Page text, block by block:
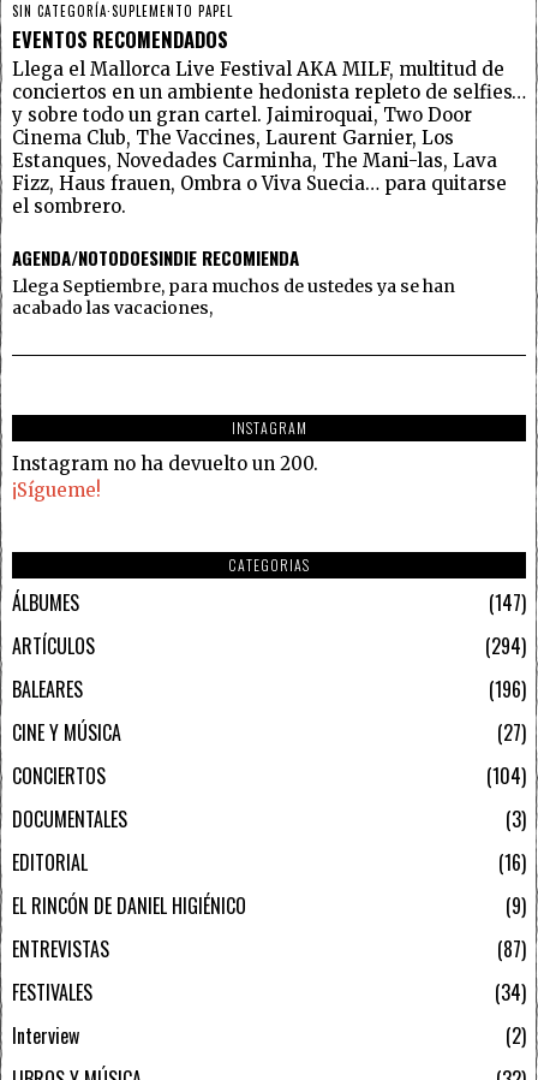
SIN CATEGORÍA·SUPLEMENTO PAPEL
EVENTOS RECOMENDADOS
Llega el Mallorca Live Festival AKA MILF, multitud de
conciertos en un ambiente hedonista repleto de selfies…
y sobre todo un gran cartel. Jaimiroquai, Two Door
Cinema Club, The Vaccines, Laurent Garnier, Los
Estanques, Novedades Carminha, The Mani-las, Lava
Fizz, Haus frauen, Ombra o Viva Suecia… para quitarse
el sombrero.
AGENDA/NOTODOESINDIE RECOMIENDA
Llega Septiembre, para muchos de ustedes ya se han
acabado las vacaciones,
INSTAGRAM
Instagram no ha devuelto un 200.
¡Sígueme!
CATEGORIAS
ÁLBUMES
147
ARTÍCULOS
294
BALEARES
196
CINE Y MÚSICA
27
CONCIERTOS
104
DOCUMENTALES
3
EDITORIAL
16
EL RINCÓN DE DANIEL HIGIÉNICO
9
ENTREVISTAS
87
FESTIVALES
34
Interview
2